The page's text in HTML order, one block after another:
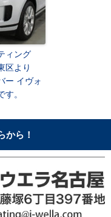
ィング
区より
ー イヴォ
。
から！